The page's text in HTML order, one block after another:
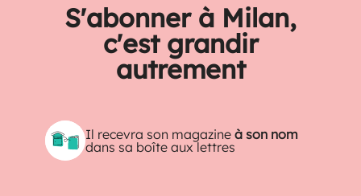
S'abonner à Milan,
c'est grandir
autrement
Il recevra son magazineà son nom
dans sa boîte aux lettres